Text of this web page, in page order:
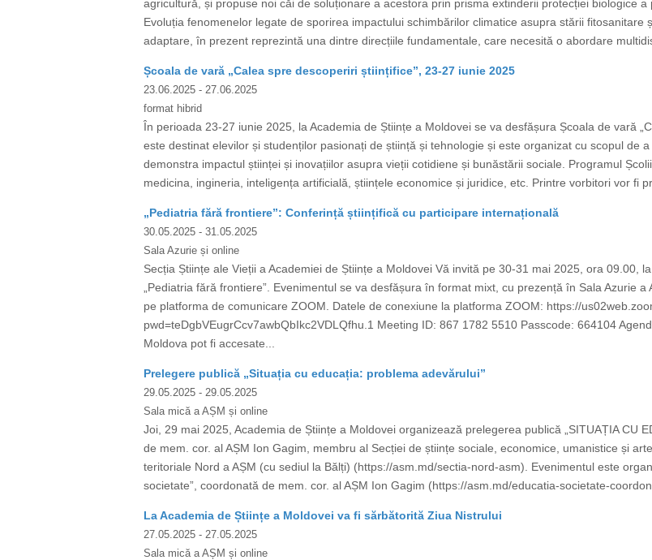
agricultură, și propuse noi căi de soluționare a acestora prin prisma extinderii protecției biologice a
Evoluția fenomenelor legate de sporirea impactului schimbărilor climatice asupra stării fitosanitare
adaptare, în prezent reprezintă una dintre direcțiile fundamentale, care necesită o abordare
Școala de vară „Calea spre descoperiri științifice”, 23-27 iunie 2025
23.06.2025 - 27.06.2025
format hibrid
În perioada 23-27 iunie 2025, la Academia de Științe a Moldovei se va desfășura Școala de vară
este destinat elevilor și studenților pasionați de știință și tehnologie și este organizat cu scopul de
demonstra impactul științei și inovațiilor asupra vieții cotidiene și bunăstării sociale. Programul
medicina, ingineria, inteligența artificială, științele economice și juridice, etc. Printre vorbitori vor fi
„Pediatria fără frontiere”: Conferință științifică cu participare internațională
30.05.2025 - 31.05.2025
Sala Azurie și online
Secția Științe ale Vieții a Academiei de Științe a Moldovei Vă invită pe 30-31 mai 2025, ora 09.00,
„Pediatria fără frontiere”. Evenimentul se va desfășura în format mixt, cu prezență în Sala Azurie
pe platforma de comunicare ZOOM. Datele de conexiune la platforma ZOOM: https://
pwd=teDgbVEugrCcv7awbQbIkc2VDLQfhu.1 Meeting ID: 867 1782 5510 Passcode: 664104
Moldova pot fi accesate...
Prelegere publică „Situația cu educația: problema adevărului”
29.05.2025 - 29.05.2025
Sala mică a AȘM și online
Joi, 29 mai 2025, Academia de Științe a Moldovei organizează prelegerea publică „SITUAȚIA CU
de mem. cor. al AȘM Ion Gagim, membru al Secției de științe sociale, economice, umanistice și
teritoriale Nord a AȘM (cu sediul la Bălți) (https://asm.md/sectia-nord-asm). Evenimentul este
societate”, coordonată de mem. cor. al AȘM Ion Gagim (https://asm.md/educatia-societate-
La Academia de Științe a Moldovei va fi sărbătorită Ziua Nistrului
27.05.2025 - 27.05.2025
Sala mică a AȘM și online